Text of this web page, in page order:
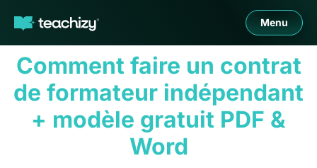
Menu
Comment faire un contrat
de formateur indépendant
+ modèle gratuit PDF &
Word